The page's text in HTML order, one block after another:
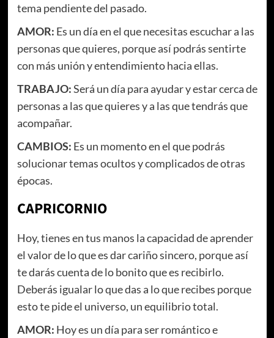
tema pendiente del pasado.
AMOR: Es un día en el que necesitas escuchar a las
personas que quieres, porque así podrás sentirte
con más unión y entendimiento hacia ellas.
TRABAJO:Será un día para ayudar y estar cerca de
personas a las que quieres y a las que tendrás que
acompañar.
CAMBIOS: Es un momento en el que podrás
solucionar temas ocultos y complicados de otras
épocas.
CAPRICORNIO
Hoy, tienes en tus manos la capacidad de aprender
el valor de lo que es dar cariño sincero, porque así
te darás cuenta de lo bonito que es recibirlo.
Deberás igualar lo que das a lo que recibes porque
esto te pide el universo, un equilibrio total.
AMOR: Hoy es un día para ser romántico e